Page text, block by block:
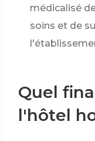
médicalisé
soins et de
Quel
l'hôtel